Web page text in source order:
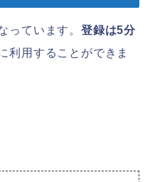
っています。 登録は5分
利用することができま